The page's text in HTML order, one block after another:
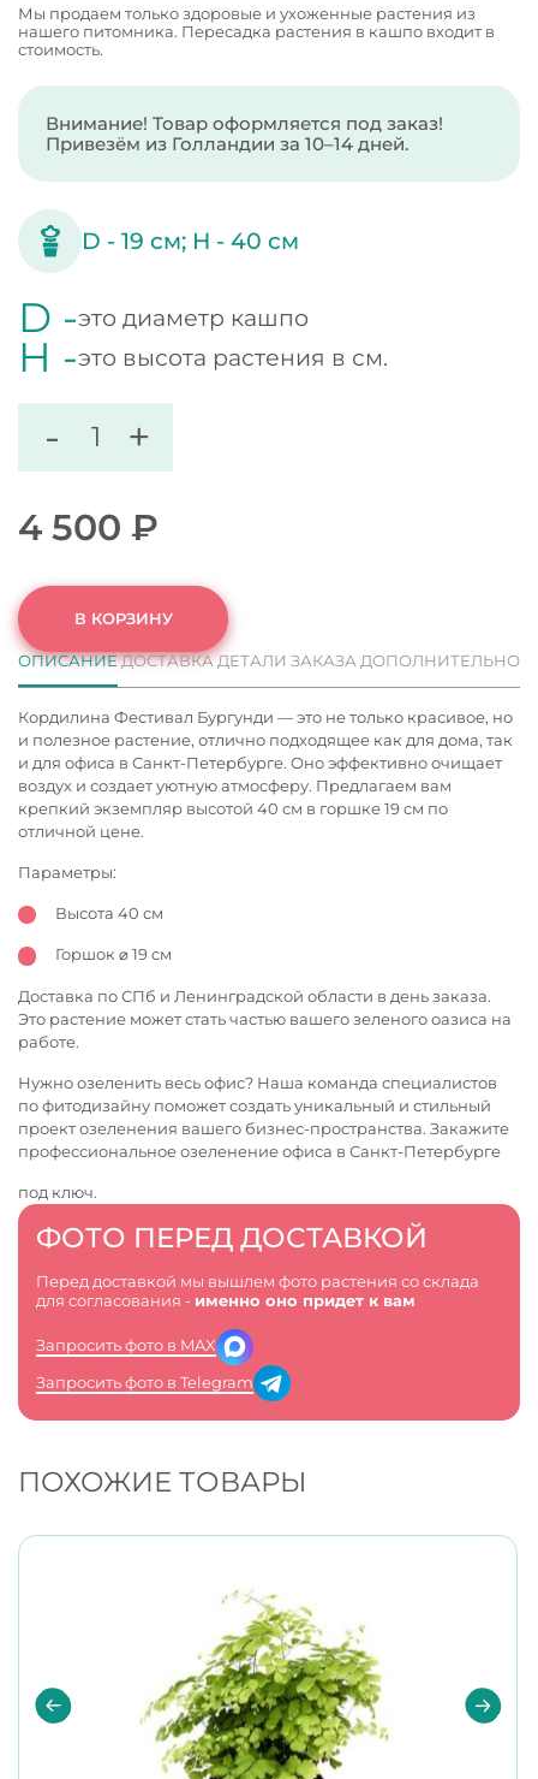
Мы продаем только здоровые и ухоженные растения из
нашего питомника. Пересадка растения в кашпо входит в
стоимость.
Внимание! Товар оформляется под заказ!
Привезём из Голландии за 10–14 дней.
D -19 см; H -40 см
D -это диаметр кашпо
H -это высота растения в см.
- +
4 500 ₽
В КОРЗИНУ
ФОТО ПЕРЕД ДОСТАВКОЙ
Перед доставкой мы вышлем фото растения со склада
для согласования - именно оно придет к вам
Запросить фото в MAX
Запросить фото в Telegram
ОПИСАНИЕДОСТАВКАДЕТАЛИ ЗАКАЗА ДОПОЛНИТЕЛЬНО
Кордилина Фестивал Бургунди — это не только красивое, но
и полезное растение, отлично подходящее как для дома, так
и для офиса в Санкт-Петербурге. Оно эффективно очищает
воздух и создает уютную атмосферу. Предлагаем вам
крепкий экземпляр высотой 40 см в горшке 19 см по
отличной цене.
Параметры:
Высота 40 см
Горшок ⌀ 19 см
Доставка по СПб и Ленинградской области в день заказа.
Это растение может стать частью вашего зеленого оазиса на
работе.
Нужно озеленить весь офис? Наша команда специалистов
по фитодизайну поможет создать уникальный и стильный
проект озеленения вашего бизнес-пространства. Закажите
профессиональноеозеленение офиса в Санкт-Петербурге
под ключ.
ПОХОЖИЕ ТОВАРЫ